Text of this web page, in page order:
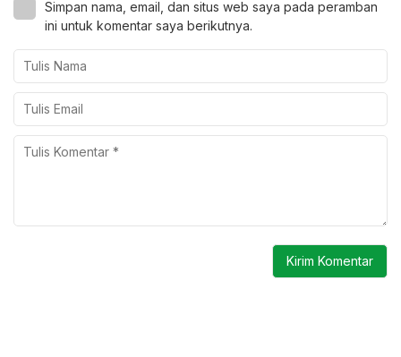
Simpan nama, email, dan situs web saya pada peramban
ini untuk komentar saya berikutnya.